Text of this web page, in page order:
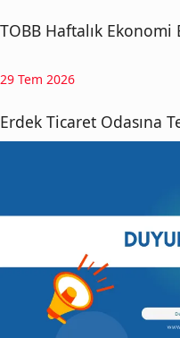
TOBB Haftalık
29 Tem 2026
Erdek Ticaret Odasına